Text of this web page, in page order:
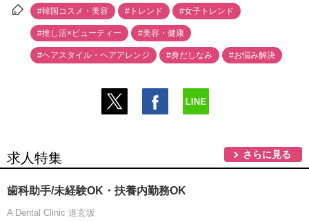
#韓国コスメ・美容 #トレンド #女子トレンド
#推し活×ビューティー #美容・健康
#ヘアスタイル・ヘアアレンジ #身だしなみ #お悩み解決
求人特集 さらに見る
歯科助手/未経験OK・扶養内勤務OK
A Dental Clinic 道玄坂